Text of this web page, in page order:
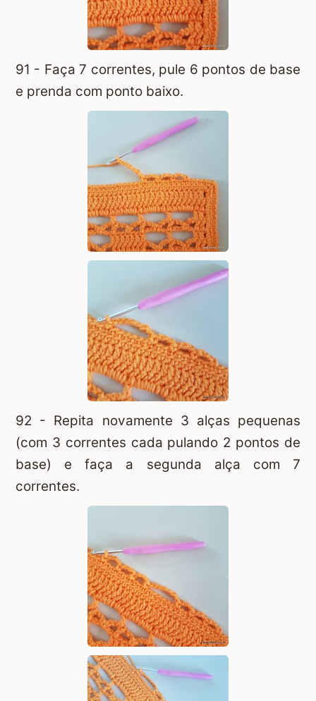
91 - Faça 7 correntes, pule 6 pontos de base
e prenda com ponto baixo.
92 - Repita novamente 3 alças pequenas
(com 3 correntes cada pulando 2 pontos de
base) e faça a segunda alça com 7
correntes.